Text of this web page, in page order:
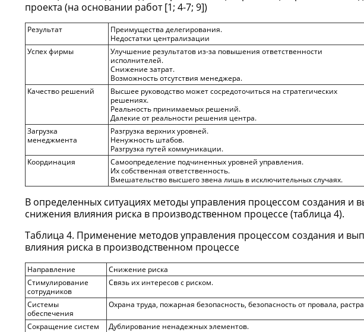
проекта (на основании работ [1; 4-7; 9])
Результат
Преимущества делегирования.
Недостатки централизации
Успех фирмы
Улучшение результатов из-за повышения ответственности
исполнителей.
Снижение затрат.
Возможность отсутствия менеджера.
Качество решений
Высшее руководство может сосредоточиться на стратегических
решениях.
Реальность принимаемых решений.
Далекие от реальности решения центра.
Загрузка
менеджмента
Разгрузка верхних уровней.
Ненужность штабов.
Разгрузка путей коммуникации.
Координация
Самоопределение подчиненных уровней управления.
Их собственная ответственность.
Вмешательство высшего звена лишь в исключительных случаях.
В определенных ситуациях методы управления процессом создания и
снижения влияния риска в производственном процессе (таблица 4).
Таблица 4. Применение методов управления процессом создания и
влияния риска в производственном процессе
Направление
Снижение риска
Стимулирование
сотрудников
Связь их интересов с риском.
Системы
обеспечения
Охрана труда, пожарная безопасность, безопасность от провала,
Сокращение систем
Дублирование ненадежных элементов.